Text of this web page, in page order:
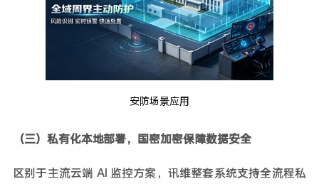
安防场景应用
（三）私有化本地部署，国密加密保障数据安全
区别于主流云端 AI 监控方案，讯维整套系统支持全流程私